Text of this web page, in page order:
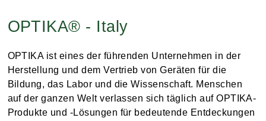
OPTIKA® - Italy
OPTIKA ist eines der führenden Unternehmen in der
Herstellung und dem Vertrieb von Geräten für die
Bildung, das Labor und die Wissenschaft. Menschen
auf der ganzen Welt verlassen sich täglich auf OPTIKA-
Produkte und -Lösungen für bedeutende Entdeckungen